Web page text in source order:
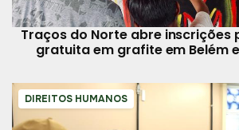
Traços do Norte abre
gratuita em grafite em Belém
DIREITOS HUMANOS